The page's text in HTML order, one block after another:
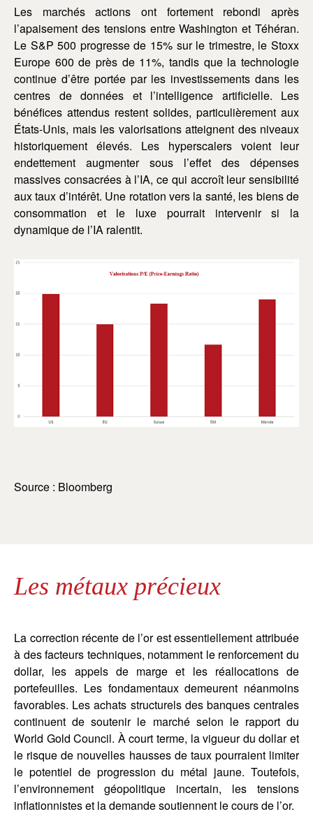
Les marchés actions ont fortement rebondi après
l’apaisement des tensions entre Washington et Téhéran.
Le S&P 500 progresse de 15% sur le trimestre, le Stoxx
Europe 600 de près de 11%, tandis que la technologie
continue d’être portée par les investissements dans les
centres de données et l’intelligence artificielle. Les
bénéfices attendus restent solides, particulièrement aux
États-Unis, mais les valorisations atteignent des niveaux
historiquement élevés. Les hyperscalers voient leur
endettement augmenter sous l’effet des dépenses
massives consacrées à l’IA, ce qui accroît leur sensibilité
aux taux d’intérêt. Une rotation vers la santé, les biens de
consommation et le luxe pourrait intervenir si la
dynamique de l’IA ralentit.
Source : Bloomberg
Les métaux précieux
La correction récente de l’or est essentiellement attribuée
à des facteurs techniques, notamment le renforcement du
dollar, les appels de marge et les réallocations de
portefeuilles. Les fondamentaux demeurent néanmoins
favorables. Les achats structurels des banques centrales
continuent de soutenir le marché selon le rapport du
World Gold Council. À court terme, la vigueur du dollar et
le risque de nouvelles hausses de taux pourraient limiter
le potentiel de progression du métal jaune. Toutefois,
l’environnement géopolitique incertain, les tensions
inflationnistes et la demande soutiennent le cours de l’or.